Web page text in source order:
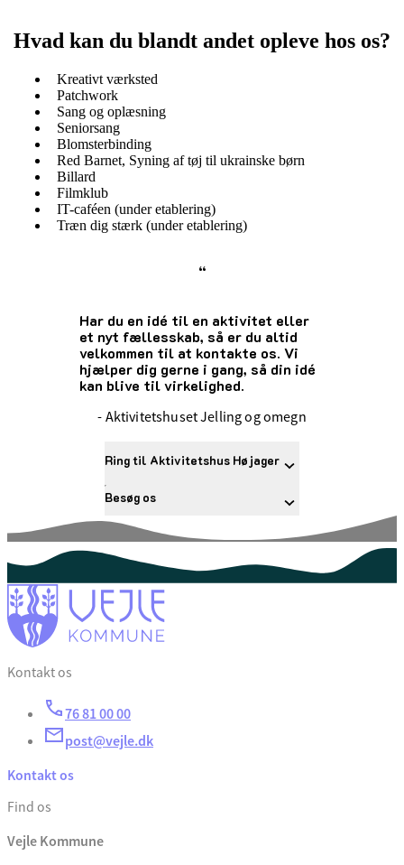
Hvad kan du blandt andet opleve hos os?
Kreativt værksted
Patchwork
Sang og oplæsning
Seniorsang
Blomsterbinding
Red Barnet, Syning af tøj til ukrainske børn
Billard
Filmklub
IT-caféen (under etablering)
Træn dig stærk (under etablering)
“
Har du en idé til en aktivitet eller
et nyt fællesskab, så er du altid
velkommen til at kontakte os. Vi
hjælper dig gerne i gang, så din idé
kan blive til virkelighed.
- Aktivitetshuset Jelling og omegn
Ring til Aktivitetshus Højager
Besøg os
Kontakt os
76 81 00 00
post@vejle.dk
Kontakt os
Find os
Vejle Kommune